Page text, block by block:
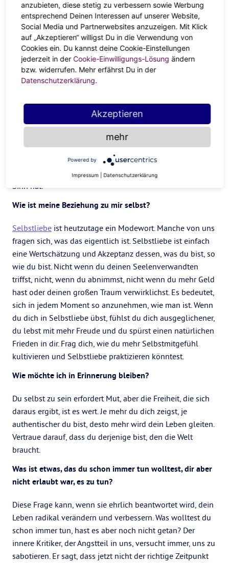
Welchen Teil meines Lebens habe ich ignoriert?
Die meisten von uns haben Bereiche in ihrem Leben, auf
die sie nicht wirklich achten und die sie unter den Teppich
kehren. Am Ende essen wir zu viel, geben zu viel Geld aus
wir für die Situationen, die wir ignorieren, empfinden
wollen. Dieser Teufelskreis führt dazu, dass wir in Schuld,
Scham und Angst stecken bleiben. Frag dich: „Welchen Teil
meines Lebens habe ich ignoriert?“ Gehe tief in die
Situation hinein, vor der du Angst hast und erlaube dir,
den Schmerz zu fühlen und zu erkennen, dass er einen
Sinn hat.
Wie ist meine Beziehung zu mir selbst?
Selbstliebe ist heutzutage ein Modewort. Manche von uns
fragen sich, was das eigentlich ist. Selbstliebe ist einfach
eine Wertschätzung und Akzeptanz dessen, was du bist, so
wie du bist. Nicht wenn du deinen Seelenverwandten
triffst, nicht, wenn du abnimmst, nicht wenn du mehr Geld
hast oder deinen großen Traum verwirklichst. Es bedeutet,
sich in jedem Moment so anzunehmen, wie man ist. Wenn
du dich in Selbstliebe übst, fühlst du dich ausgeglichener,
du lebst mit mehr Freude und du spürst einen natürlichen
Frieden in dir. Frag dich, wie du mehr Selbstmitgefühl
kultivieren und Selbstliebe praktizieren könntest.
Wie möchte ich in Erinnerung bleiben?
Du selbst zu sein erfordert Mut, aber die Freiheit, die sich
daraus ergibt, ist es wert. Je mehr du dich zeigst, je
authentischer du bist, desto mehr wird dein Leben gleiten.
Vertraue darauf, dass du derjenige bist, den die Welt
braucht.
Was ist etwas, das du schon immer tun wolltest, dir aber
nicht erlaubt war, es zu tun?
Diese Frage kann, wenn sie ehrlich beantwortet wird, dein
Leben radikal verändern und verbessern. Was wolltest du
schon immer tun, hast es aber noch nicht getan? Der
innere Kritiker, der Angstteil in uns, versucht immer, uns zu
sabotieren. Er sagt, dass jetzt nicht der richtige Zeitpunkt
anzubieten, diese stetig zu verbessern sowie Werbung
entsprechend Deinen Interessen auf unserer Website,
Social Media und Partnerwebsites anzuzeigen. Mit Klick
auf „Akzeptieren“ willigst Du in die Verwendung von
Cookies ein. Du kannst deine Cookie-Einstellungen
jederzeit in der Cookie-Einwilligungs-Lösung ändern
bzw. widerrufen. Mehr erfährst Du in der
Datenschutzerklärung.
Akzeptieren
mehr
Powered by
Impressum Datenschutzerklärung